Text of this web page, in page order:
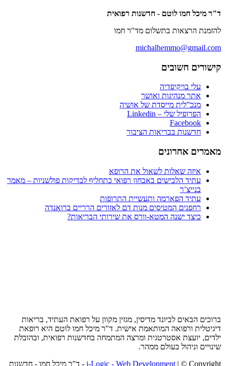
חמו לוטם - חדשנות רפואית
הרצאות בתשלום מד"ר חמו
חשובים
עלי בויקיפדיה
אתר מנהיגות ואושר
מנכ”לית מייסדת של אושיה
הפרופיל שלי – Linkedin
Facebook
חדשנות בבריאות הציבור
אחרונים
איזה שאלות לשאול את הרופא
עתיד הלבישים באבחון רפואי כתחליף לבדיקות פולשניות – מאמר
בנייצ’ר
עתיד הפארמה ותעשיית התרופות
רחפנים המטיסים מנות דם לאזורים הרריים ברואנדה
כיצד ישנה המטא-וורס את שירותי הבריאות?
הבאים לביונד מדיסין, מגזין מקוון על רפואת העתיד, בריאות
ורפואה המותאמת אישית. ד"ר מיכל חמו לוטם היא רופאת
יועצת אסטרטגית ומרצה המתמחה בחדשנות רפואית, ובהובלת
וניהול בעולם ממהר.
i-Logic - Web Development| © Copyright - ד"ר מיכל חמו - חדשנות